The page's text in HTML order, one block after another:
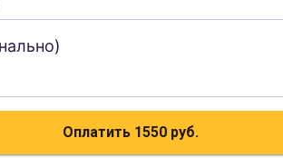
Оплатить 1550 руб.